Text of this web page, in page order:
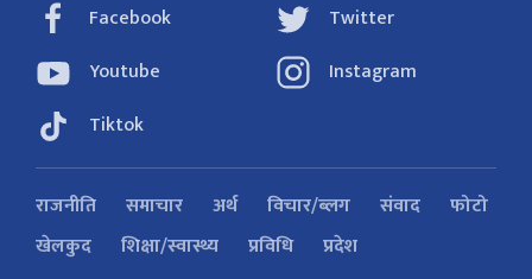
Facebook
Twitter
Youtube
Instagram
Tiktok
राजनीति समाचार अर्थ विचार/ब्लग संवाद
फोटो
खेलकुद
शिक्षा/स्वास्थ्य प्रविधि प्रदेश